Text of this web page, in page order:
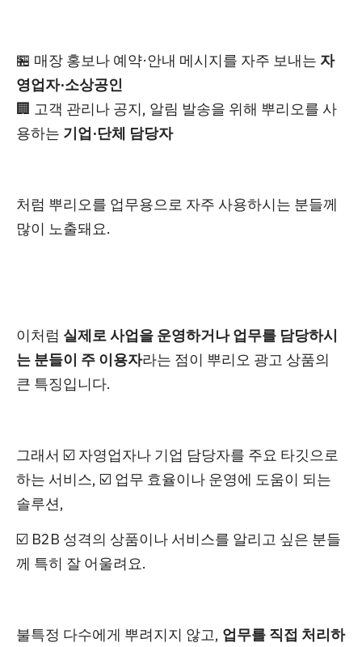
🏪 매장 홍보나 예약·안내 메시지를 자주 보내는 자
영업자·소상공인
🏢 고객 관리나 공지, 알림 발송을 위해 뿌리오를 사
용하는 기업·단체 담당자
처럼 뿌리오를 업무용으로 자주 사용하시는 분들께
많이 노출돼요.
이처럼 실제로 사업을 운영하거나 업무를 담당하시
는 분들이 주 이용자라는 점이 뿌리오 광고 상품의
큰 특징입니다.
그래서 ☑️ 자영업자나 기업 담당자를 주요 타깃으로
하는 서비스, ☑️ 업무 효율이나 운영에 도움이 되는
솔루션,
☑️ B2B 성격의 상품이나 서비스를 알리고 싶은 분들
께 특히 잘 어울려요.
불특정 다수에게 뿌려지지 않고, 업무를 직접 처리하